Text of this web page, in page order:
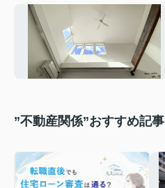
”不動産関係”おすすめ記事